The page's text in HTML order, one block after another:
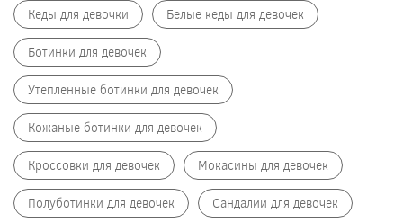
Кеды для девочки Белые кеды для девочек
Ботинки для девочек
Утепленные ботинки для девочек
Кожаные ботинки для девочек
Кроссовки для девочек Мокасины для девочек
Полуботинки для девочек Сандалии для девочек